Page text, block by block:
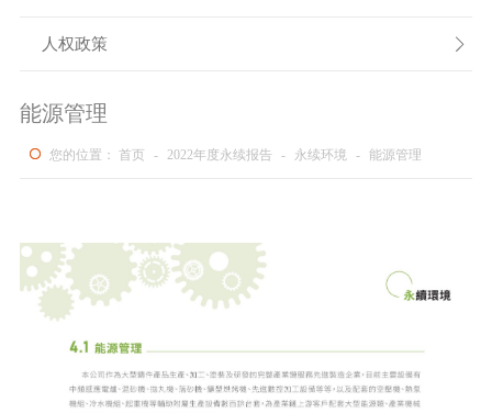
人权政策 
能源管理
您的位置：首页 - 2022年度永续报告 - 永续环境 - 能源管理